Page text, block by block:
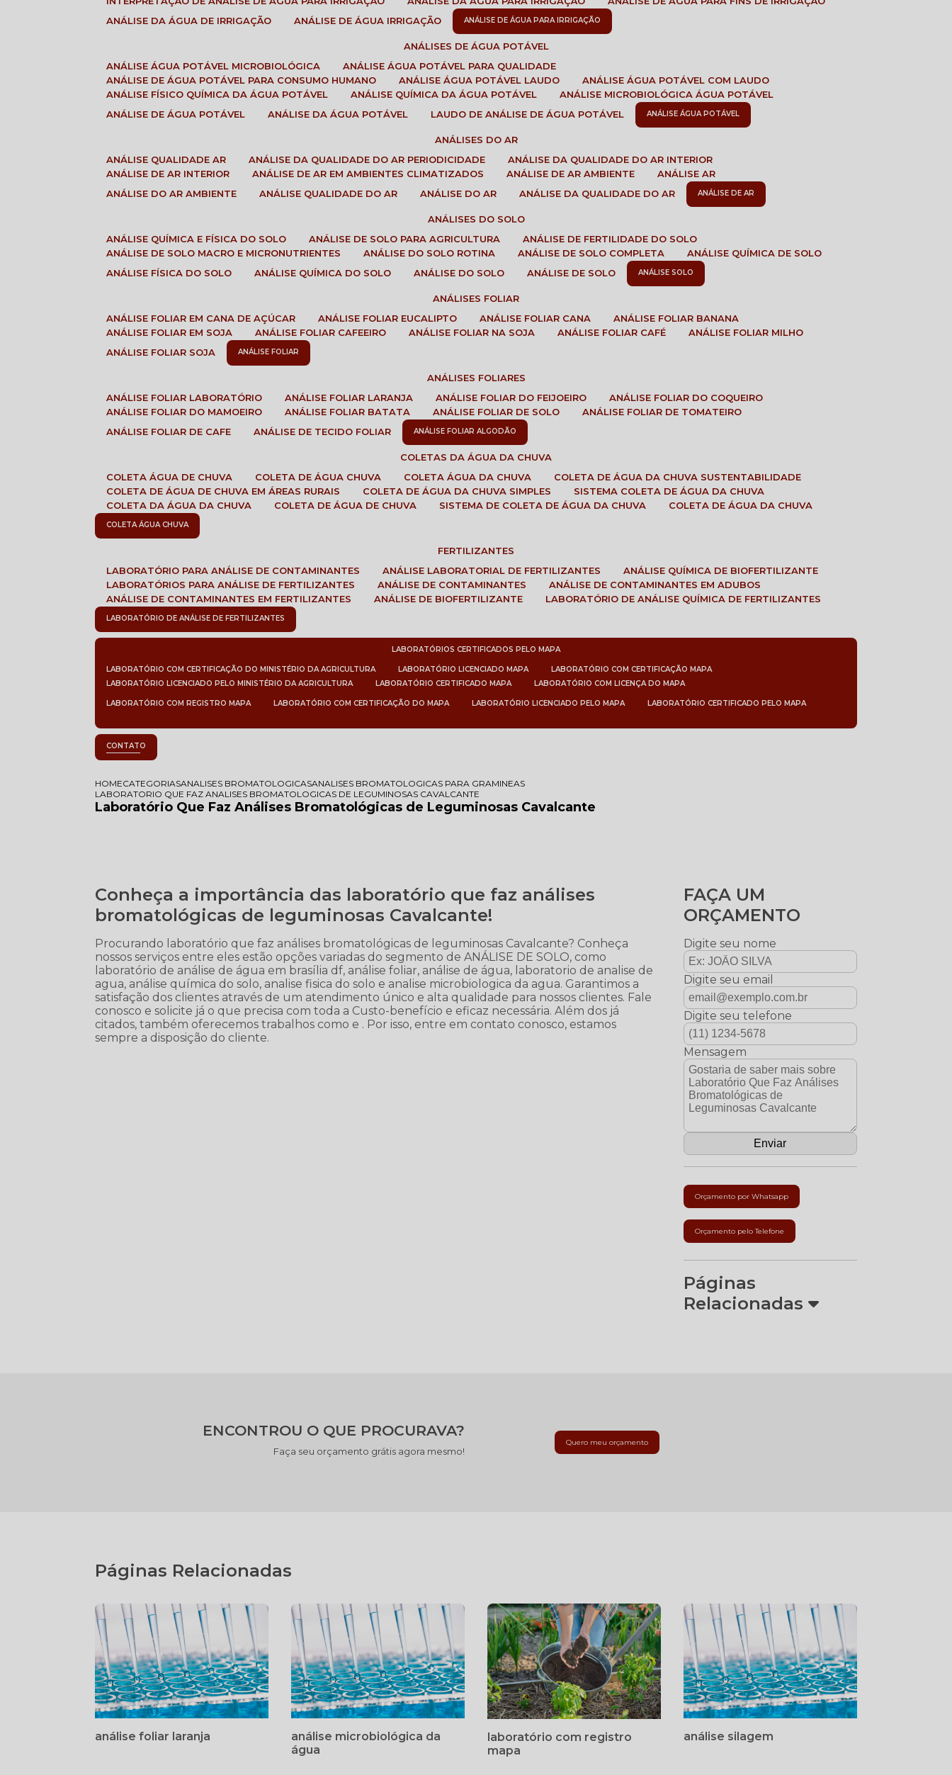
ANÁLISE DA ÁGUA DE IRRIGAÇÃO
ANÁLISE DE ÁGUA IRRIGAÇÃO ANÁLISE DE ÁGUA PARA IRRIGAÇÃO
ANÁLISES DE ÁGUA POTÁVEL
ANÁLISE ÁGUA POTÁVEL MICROBIOLÓGICA
ANÁLISE ÁGUA POTÁVEL PARA QUALIDADE
ANÁLISE DE ÁGUA POTÁVEL PARA CONSUMO HUMANO
ANÁLISE ÁGUA POTÁVEL LAUDO
ANÁLISE ÁGUA POTÁVEL COM LAUDO
ANÁLISE FÍSICO QUÍMICA DA ÁGUA POTÁVEL
ANÁLISE QUÍMICA DA ÁGUA POTÁVEL
ANÁLISE MICROBIOLÓGICA ÁGUA POTÁVEL
ANÁLISE DE ÁGUA POTÁVEL
ANÁLISE DA ÁGUA POTÁVEL LAUDO DE ANÁLISE DE ÁGUA POTÁVEL ANÁLISE ÁGUA POTÁVEL
ANÁLISES DO AR
ANÁLISE QUALIDADE AR
ANÁLISE DA QUALIDADE DO AR PERIODICIDADE
ANÁLISE DA QUALIDADE DO AR INTERIOR
ANÁLISE DE AR INTERIOR
ANÁLISE DE AR EM AMBIENTES CLIMATIZADOS ANÁLISE DE AR AMBIENTE
ANÁLISE AR
ANÁLISE DO AR AMBIENTE
ANÁLISE QUALIDADE DO AR ANÁLISE DO AR ANÁLISE DA QUALIDADE DO AR ANÁLISE DE AR
ANÁLISES DO SOLO
ANÁLISE QUÍMICA E FÍSICA DO SOLO
ANÁLISE DE SOLO PARA AGRICULTURA
ANÁLISE DE FERTILIDADE DO SOLO
ANÁLISE DE SOLO MACRO E MICRONUTRIENTES
ANÁLISE DO SOLO ROTINA ANÁLISE DE SOLO COMPLETA
ANÁLISE QUÍMICA DE SOLO
ANÁLISE FÍSICA DO SOLO
ANÁLISE QUÍMICA DO SOLO ANÁLISE DO SOLO ANÁLISE DE SOLO ANÁLISE SOLO
ANÁLISES FOLIAR
ANÁLISE FOLIAR EM CANA DE AÇÚCAR
ANÁLISE FOLIAR EUCALIPTO ANÁLISE FOLIAR CANA
ANÁLISE FOLIAR BANANA
ANÁLISE FOLIAR EM SOJA
ANÁLISE FOLIAR CAFEEIRO ANÁLISE FOLIAR NA SOJA ANÁLISE FOLIAR CAFÉ
ANÁLISE FOLIAR MILHO
ANÁLISE FOLIAR SOJA
ANÁLISE FOLIAR
ANÁLISES FOLIARES
ANÁLISE FOLIAR LABORATÓRIO
ANÁLISE FOLIAR LARANJA ANÁLISE FOLIAR DO FEIJOEIRO
ANÁLISE FOLIAR DO COQUEIRO
ANÁLISE FOLIAR DO MAMOEIRO
ANÁLISE FOLIAR BATATA ANÁLISE FOLIAR DE SOLO
ANÁLISE FOLIAR DE TOMATEIRO
ANÁLISE FOLIAR DE CAFE
ANÁLISE DE TECIDO FOLIAR ANÁLISE FOLIAR ALGODÃO
COLETAS DA ÁGUA DA CHUVA
COLETA ÁGUA DE CHUVA
COLETA DE ÁGUA CHUVA COLETA ÁGUA DA CHUVA
COLETA DE ÁGUA DA CHUVA SUSTENTABILIDADE
COLETA DE ÁGUA DE CHUVA EM ÁREAS RURAIS
COLETA DE ÁGUA DA CHUVA SIMPLES
SISTEMA COLETA DE ÁGUA DA CHUVA
COLETA DA ÁGUA DA CHUVA
COLETA DE ÁGUA DE CHUVA SISTEMA DE COLETA DE ÁGUA DA CHUVA COLETA DE ÁGUA DA CHUVA
COLETA ÁGUA CHUVA
FERTILIZANTES
LABORATÓRIO PARA ANÁLISE DE CONTAMINANTES
ANÁLISE LABORATORIAL DE FERTILIZANTES
ANÁLISE QUÍMICA DE BIOFERTILIZANTE
LABORATÓRIOS PARA ANÁLISE DE FERTILIZANTES
ANÁLISE DE CONTAMINANTES
ANÁLISE DE CONTAMINANTES EM ADUBOS
ANÁLISE DE CONTAMINANTES EM FERTILIZANTES
ANÁLISE DE BIOFERTILIZANTE LABORATÓRIO DE ANÁLISE QUÍMICA DE FERTILIZANTES
LABORATÓRIO DE ANÁLISE DE FERTILIZANTES
LABORATÓRIOS CERTIFICADOS PELO MAPA
LABORATÓRIO COM CERTIFICAÇÃO DO MINISTÉRIO DA AGRICULTURA LABORATÓRIO LICENCIADO MAPA
LABORATÓRIO COM CERTIFICAÇÃO MAPA
LABORATÓRIO LICENCIADO PELO MINISTÉRIO DA AGRICULTURA
LABORATÓRIO CERTIFICADO MAPA LABORATÓRIO COM LICENÇA DO MAPA
LABORATÓRIO COM REGISTRO MAPA LABORATÓRIO COM CERTIFICAÇÃO DO MAPA LABORATÓRIO LICENCIADO PELO MAPA LABORATÓRIO CERTIFICADO PELO MAPA
CONTATO
HOMECATEGORIASANALISES BROMATOLOGICASANALISES BROMATOLOGICAS PARA GRAMINEAS
LABORATORIO QUE FAZ ANALISES BROMATOLOGICAS DE LEGUMINOSAS CAVALCANTE
Laboratório Que Faz Análises Bromatológicas de Leguminosas Cavalcante
Conheça a importância das laboratório que faz análises
bromatológicas de leguminosas Cavalcante!
Procurando laboratório que faz análises bromatológicas de leguminosas Cavalcante? Conheça
nossos serviços entre eles estão opções variadas do segmento de ANÁLISE DE SOLO, como
laboratório de análise de água em brasília df, análise foliar, análise de água, laboratorio de analise de
agua, análise química do solo, analise fisica do solo e analise microbiologica da agua. Garantimos a
satisfação dos clientes através de um atendimento único e alta qualidade para nossos clientes. Fale
conosco e solicite já o que precisa com toda a Custo-benefício e eficaz necessária. Além dos já
citados, também oferecemos trabalhos como e . Por isso, entre em contato conosco, estamos
sempre a disposição do cliente.
FAÇA UM
ORÇAMENTO
Digite seu nome
Digite seu email
Digite seu telefone
Mensagem
Orçamento por Whatsapp
Orçamento pelo Telefone
Páginas
Relacionadas
ENCONTROU O QUE PROCURAVA?
Faça seu orçamento grátis agora mesmo!
Quero meu orçamento
Páginas Relacionadas
análise foliar laranja
análise microbiológica da
água
laboratório com registro
mapa
análise silagem